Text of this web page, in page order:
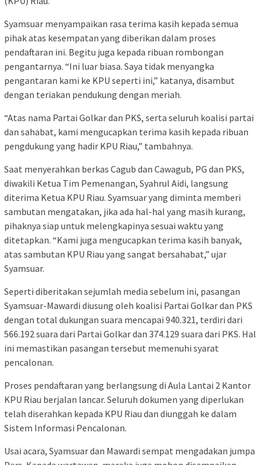
Syamsuar menyampaikan rasa terima kasih kepada semua
pihak atas kesempatan yang diberikan dalam proses
pendaftaran ini. Begitu juga kepada ribuan rombongan
pengantarnya. “Ini luar biasa. Saya tidak menyangka
pengantaran kami ke KPU seperti ini,” katanya, disambut
dengan teriakan pendukung dengan meriah.
“Atas nama Partai Golkar dan PKS, serta seluruh koalisi partai
dan sahabat, kami mengucapkan terima kasih kepada ribuan
pengdukung yang hadir KPU Riau,” tambahnya.
Saat menyerahkan berkas Cagub dan Cawagub, PG dan PKS,
diwakili Ketua Tim Pemenangan, Syahrul Aidi, langsung
diterima Ketua KPU Riau. Syamsuar yang diminta memberi
sambutan mengatakan, jika ada hal-hal yang masih kurang,
pihaknya siap untuk melengkapinya sesuai waktu yang
ditetapkan. “Kami juga mengucapkan terima kasih banyak,
atas sambutan KPU Riau yang sangat bersahabat,” ujar
Syamsuar.
Seperti diberitakan sejumlah media sebelum ini, pasangan
Syamsuar-Mawardi diusung oleh koalisi Partai Golkar dan PKS
dengan total dukungan suara mencapai 940.321, terdiri dari
566.192 suara dari Partai Golkar dan 374.129 suara dari PKS. Hal
ini memastikan pasangan tersebut memenuhi syarat
pencalonan.
Proses pendaftaran yang berlangsung di Aula Lantai 2 Kantor
KPU Riau berjalan lancar. Seluruh dokumen yang diperlukan
telah diserahkan kepada KPU Riau dan diunggah ke dalam
Sistem Informasi Pencalonan.
Usai acara, Syamsuar dan Mawardi sempat mengadakan jumpa